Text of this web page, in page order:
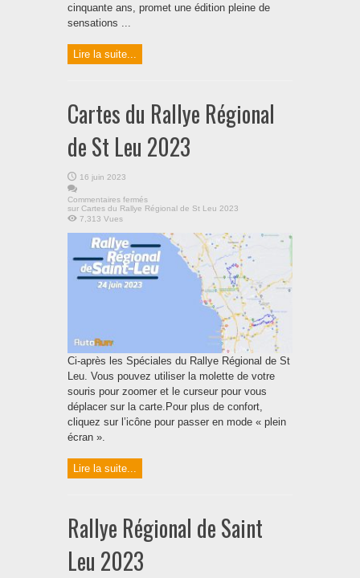
cinquante ans, promet une édition pleine de
sensations ...
Lire la suite...
Cartes du Rallye Régional
de St Leu 2023
16 juin 2023
Commentaires fermés
sur Cartes du Rallye Régional de St Leu 2023
7,313 Vues
Ci-après les Spéciales du Rallye Régional de St
Leu. Vous pouvez utiliser la molette de votre
souris pour zoomer et le curseur pour vous
déplacer sur la carte.Pour plus de confort,
cliquez sur l’icône pour passer en mode « plein
écran ».
Lire la suite...
Rallye Régional de Saint
Leu 2023